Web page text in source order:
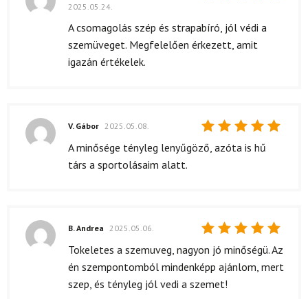
5/ 5
2025.05.24.
A csomagolás szép és strapabíró, jól védi a
szemüveget. Megfelelően érkezett, amit
igazán értékelek.
Értékelés:
5/ 5
V. Gábor 2025.05.08.
A minősége tényleg lenyűgöző, azóta is hű
társ a sportolásaim alatt.
Értékelés:
/ 5
B. Andrea 2025.05.06.
Tokeletes a szemuveg, nagyon jó minőségü. Az
én szempontomból mindenképp ajánlom, mert
szep, és tényleg jól vedi a szemet!